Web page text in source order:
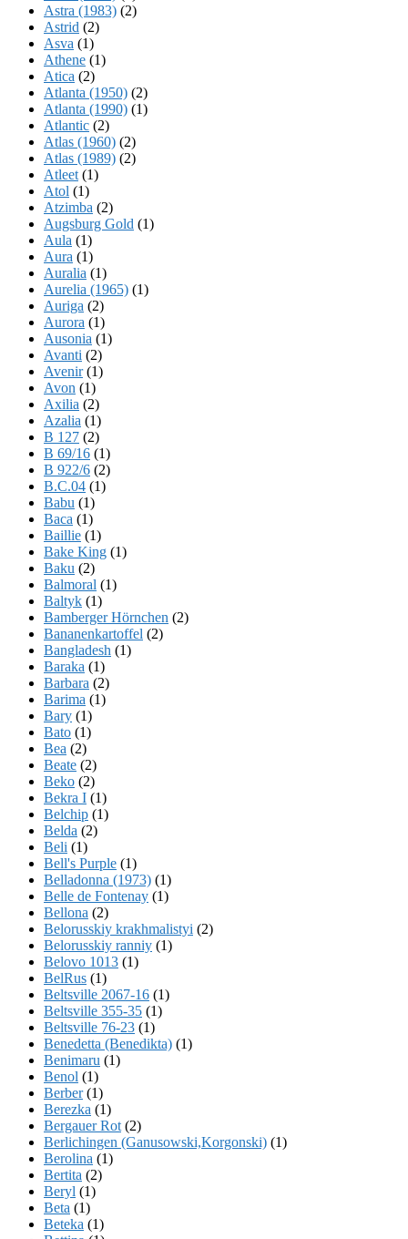
Astra (1983) (2)
Astrid (2)
Asva (1)
Athene (1)
Atica (2)
Atlanta (1950) (2)
Atlanta (1990) (1)
Atlantic (2)
Atlas (1960) (2)
Atlas (1989) (2)
Atleet (1)
Atol (1)
Atzimba (2)
Augsburg Gold (1)
Aula (1)
Aura (1)
Auralia (1)
Aurelia (1965) (1)
Auriga (2)
Aurora (1)
Ausonia (1)
Avanti (2)
Avenir(1)
Avon (1)
Axilia (2)
Azalia (1)
B 127 (2)
B 69/16 (1)
B 922/6 (2)
B.C.04 (1)
Babu (1)
Baca (1)
Baillie (1)
Bake King (1)
Baku (2)
Balmoral (1)
Baltyk (1)
Bamberger Hörnchen (2)
Bananenkartoffel (2)
Bangladesh (1)
Baraka (1)
Barbara (2)
Barima (1)
Bary (1)
Bato (1)
Bea (2)
Beate (2)
Beko (2)
Bekra I (1)
Belchip (1)
Belda (2)
Beli (1)
Bell's Purple (1)
Belladonna (1973) (1)
Belle de Fontenay (1)
Bellona (2)
Belorusskiy krakhmalistyi (2)
Belorusskiy ranniy (1)
Belovo 1013 (1)
BelRus (1)
Beltsville 2067-16 (1)
Beltsville 355-35 (1)
Beltsville 76-23 (1)
Benedetta (Benedikta) (1)
Benimaru (1)
Benol (1)
Berber(1)
Berezka (1)
Bergauer Rot (2)
Berlichingen (Ganusowski,Korgonski) (1)
Berolina (1)
Bertita (2)
Beryl (1)
Beta (1)
Beteka (1)